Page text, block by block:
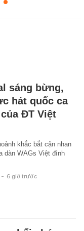
sáng bừng,
hát quốc ca
ĐT Việt
khắc bắt cận nhan
dàn WAGs Việt đình
- 6 giờ trước